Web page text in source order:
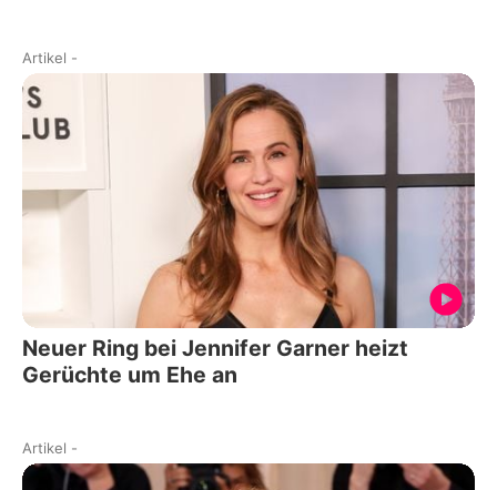
Artikel -
Neuer Ring bei Jennifer Garner heizt
Gerüchte um Ehe an
Artikel -